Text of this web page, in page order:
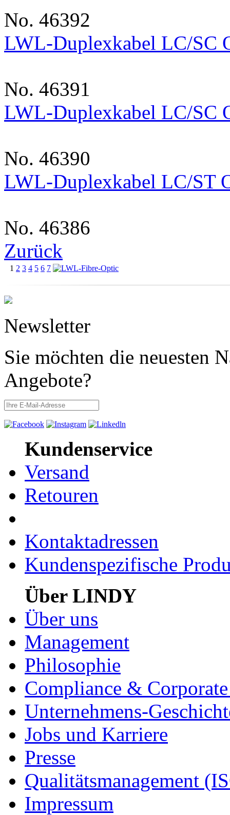
No. 46392
LWL-Duplexkabel LC/SC
No. 46391
LWL-Duplexkabel LC/SC
No. 46390
LWL-Duplexkabel LC/ST
No. 46386
Zurück
1 2 3 4 5 6 7
Newsletter
Sie möchten die neuesten
Angebote?
Kundenservice
Versand
Retouren
Kontaktadressen
Kundenspezifische
Über LINDY
Über uns
Management
Philosophie
Compliance &
Unternehmens-
Jobs und Karriere
Presse
Qualitätsmanagement
Impressum